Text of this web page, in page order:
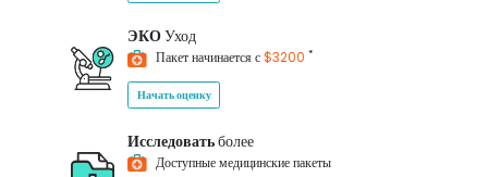
ЭКОУход
Пакет начинается с$3200 *
Начать оценку
Исследоватьболее
Доступные медицинские пакеты